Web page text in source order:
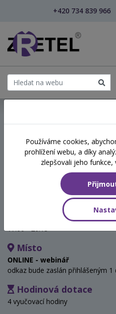
+420 734 839 966
Jak na tvorbu
a péče v
17:00 - 20:15
Místo
ONLINE - webinář
odkaz bude zaslán přihlášeným
Hodinová dotace
4 vyučovací hodiny
Používáme cookies,
prohlížení webu, a díky
zlepšovali jeho